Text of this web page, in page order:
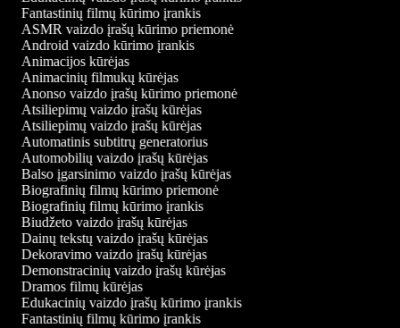
Fantastinių filmų kūrimo įrankis
ASMR vaizdo įrašų kūrimo priemonė
Android vaizdo kūrimo įrankis
Animacijos kūrėjas
Animacinių filmukų kūrėjas
Anonso vaizdo įrašų kūrimo priemonė
Atsiliepimų vaizdo įrašų kūrėjas
Atsiliepimų vaizdo įrašų kūrėjas
Automatinis subtitrų generatorius
Automobilių vaizdo įrašų kūrėjas
Balso įgarsinimo vaizdo įrašų kūrėjas
Biografinių filmų kūrimo priemonė
Biografinių filmų kūrimo įrankis
Biudžeto vaizdo įrašų kūrėjas
Dainų tekstų vaizdo įrašų kūrėjas
Dekoravimo vaizdo įrašų kūrėjas
Demonstracinių vaizdo įrašų kūrėjas
Dramos filmų kūrėjas
Edukacinių vaizdo įrašų kūrimo įrankis
Fantastinių filmų kūrimo įrankis